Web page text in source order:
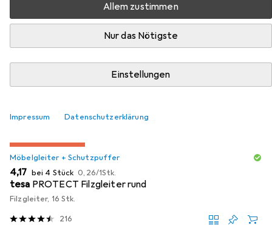
Allem zustimmen
Nur das Nötigste
Einstellungen
Impressum Datenschutzerklärung
Relevanz
Produktliste
Möbelgleiter + Schutzpuffer
EUR
4,17 bei 4 Stück EUR
0,26/1Stk.
tesa PROTECT Filzgleiter rund
Filzgleiter, 16 Stk.
216